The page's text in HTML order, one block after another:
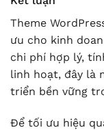
Theme
ưu cho kinh
chi phí hợp lý,
linh hoạt, đây là
triển bền vững
Để tối ưu hiệu